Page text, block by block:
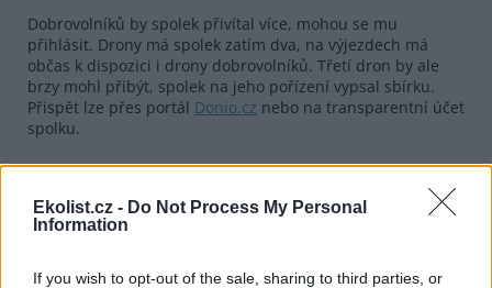
Ekolist.cz - Do Not Process My Personal
Information
If you wish to opt-out of the sale, sharing to third parties, or
Dobrovolníků by spolek přivítal více, mohou se mu
přihlásit. Drony má spolek zatím dva, na výjezdech má
občas k dispozici i drony dobrovolníků. Třetí dron by ale
brzy mohl přibýt, spolek na jeho pořízení vypsal sbírku.
Přispět lze přes portál Donio.cz nebo na transparentní účet
spolku.